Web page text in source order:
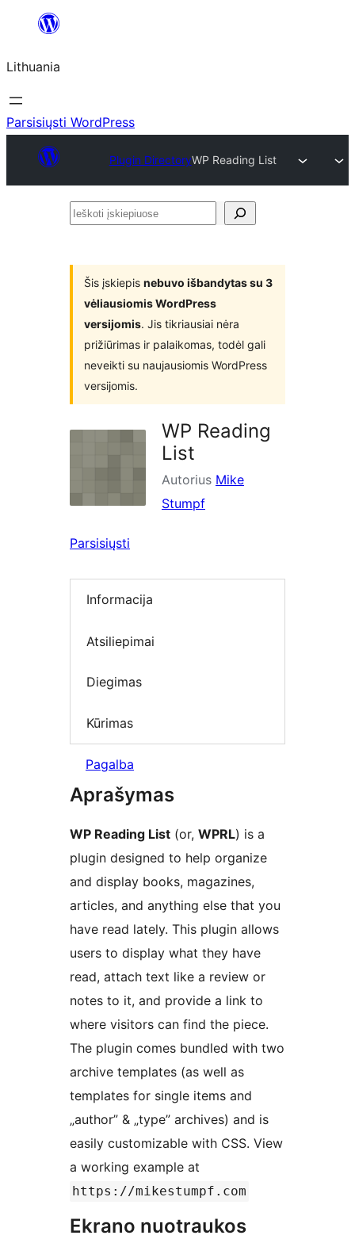
turinio
Lithuania
Parsisiųsti WordPress
Plugin DirectoryWP Reading List
Ieškoti
Šis įskiepis nebuvo išbandytas su 3
vėliausiomis WordPress
versijomis. Jis tikriausiai nėra
prižiūrimas ir palaikomas, todėl gali
neveikti su naujausiomis WordPress
versijomis.
WP Reading
List
Autorius Mike
Stumpf
Parsisiųsti
Informacija
Atsiliepimai
Diegimas
Kūrimas
Pagalba
Aprašymas
WP Reading List (or, WPRL) is a
plugin designed to help organize
and display books, magazines,
articles, and anything else that you
have read lately. This plugin allows
users to display what they have
read, attach text like a review or
notes to it, and provide a link to
where visitors can find the piece.
The plugin comes bundled with two
archive templates (as well as
templates for single items and
„author” & „type” archives) and is
easily customizable with CSS. View
a working example at
https://mikestumpf.com
Ekrano nuotraukos